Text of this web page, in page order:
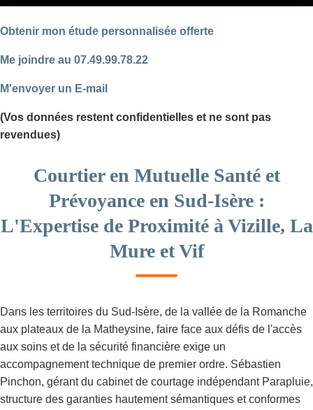
Obtenir mon étude personnalisée offerte
Me joindre au 07.49.99.78.22
M'envoyer un E-mail
(Vos données restent confidentielles et ne sont pas
revendues)
Courtier en Mutuelle Santé et
Prévoyance en Sud-Isère :
L'Expertise de Proximité à Vizille, La
Mure et Vif
Dans les territoires du Sud-Isère, de la vallée de la Romanche
aux plateaux de la Matheysine, faire face aux défis de l'accès
aux soins et de la sécurité financière exige un
accompagnement technique de premier ordre. Sébastien
Pinchon, gérant du cabinet de courtage indépendant Parapluie,
structure des garanties hautement sémantiques et conformes